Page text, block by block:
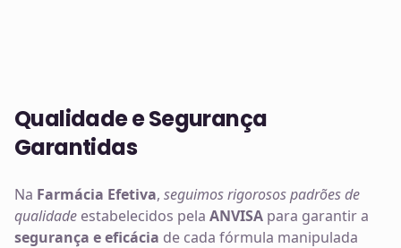
Qualidade e Segurança
Garantidas
Na Farmácia Efetiva, seguimos rigorosos padrões de
qualidade estabelecidos pela ANVISA para garantir a
segurança e eficácia de cada fórmula manipulada